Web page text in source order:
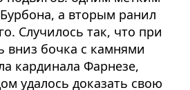
а вторым ранил
Случилось так, что при
вниз бочка с камнями
кардинала Фарнезе,
удалось доказать свою